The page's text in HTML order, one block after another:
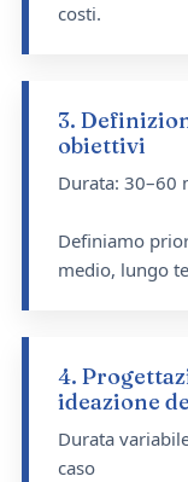
costi.
3.
obiettivi
Durata: 30–60
Definiamo
medio, lungo
4.
ideazione
Durata
caso